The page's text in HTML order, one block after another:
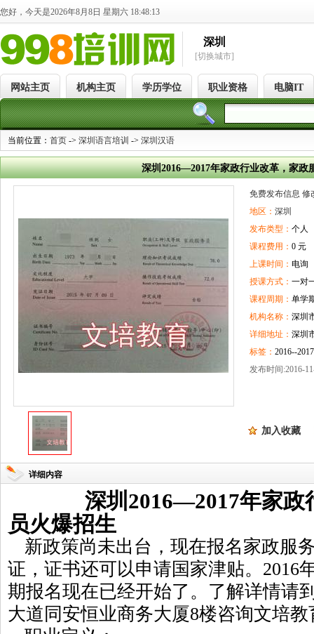
您好，今天是2026年8月8日 星期六 18:48:14
深圳
[切换城市]
网站主页 机构主页 学历学位 职业资格 电脑IT
当前位置： 首页 -> 深圳语言培训 -> 深圳汉语
深圳2016—2017年家政行业改革，家政
免费发布信息 修
地区： 深圳
发布类型： 个人
课程费用： 0 元
上课时间： 电询
授课方式： 一对
课程周期： 单学
机构名称： 深圳
详细地址： 深圳
标签： 2016--
发布时间:2016-
加入收藏
详细内容
深圳 2016—2017年家政
员火爆招生
新政策尚未出台，现在报名家政服
证，证书还可以申请国家津贴。 2016
期报名现在已经开始了。了解详情请
大道同安恒业商务大厦8楼咨询文培教